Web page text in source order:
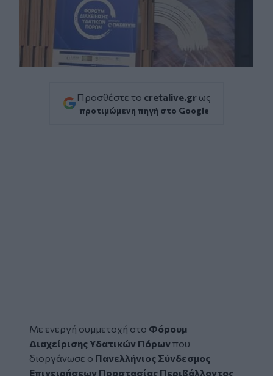
Προσθέστε το cretalive.gr ως
προτιμώμενη πηγή στο Google
Με ενεργή συμμετοχή στο Φόρουμ
Διαχείρισης Υδατικών Πόρωνπου
διοργάνωσε ο Πανελλήνιος Σύνδεσμος
Επιχειρήσεων Προστασίας Περιβάλλοντος